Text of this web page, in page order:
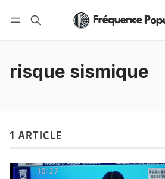
Nous soutenir
risque sismique
1 ARTICLE